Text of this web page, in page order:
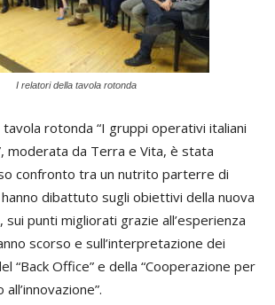
I relatori della tavola rotonda
rotonda “I gruppi operativi italiani
moderata da Terra e Vita, è stata
confronto tra un nutrito parterre di
dibattuto sugli obiettivi della nuova
punti migliorati grazie all’esperienza
scorso e sull’interpretazione dei
“Back Office” e della “Cooperazione per